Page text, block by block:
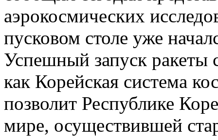
аэрокосмических
пусковом столе уже
Успешный запуск ракеты
как Корейская система
позволит Республике
мире, осуществившей